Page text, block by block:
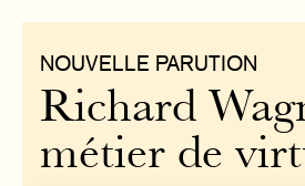
NOUVELLE PARUTION
Richard
métier de